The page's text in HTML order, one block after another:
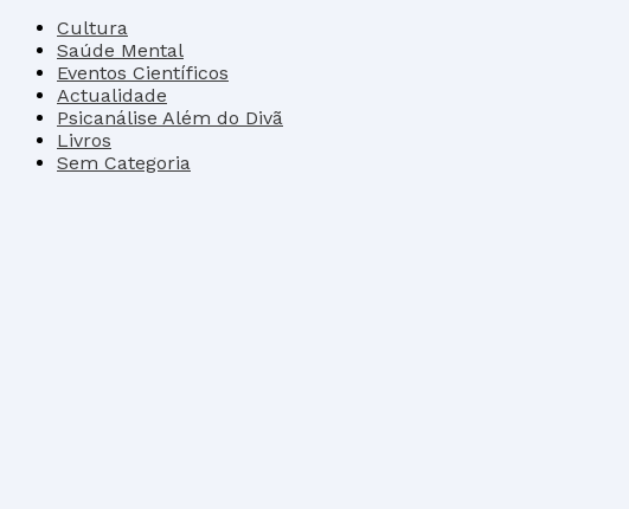
Cultura
Saúde Mental
Eventos Científicos
Actualidade
Psicanálise Além do Divã
Livros
Sem Categoria